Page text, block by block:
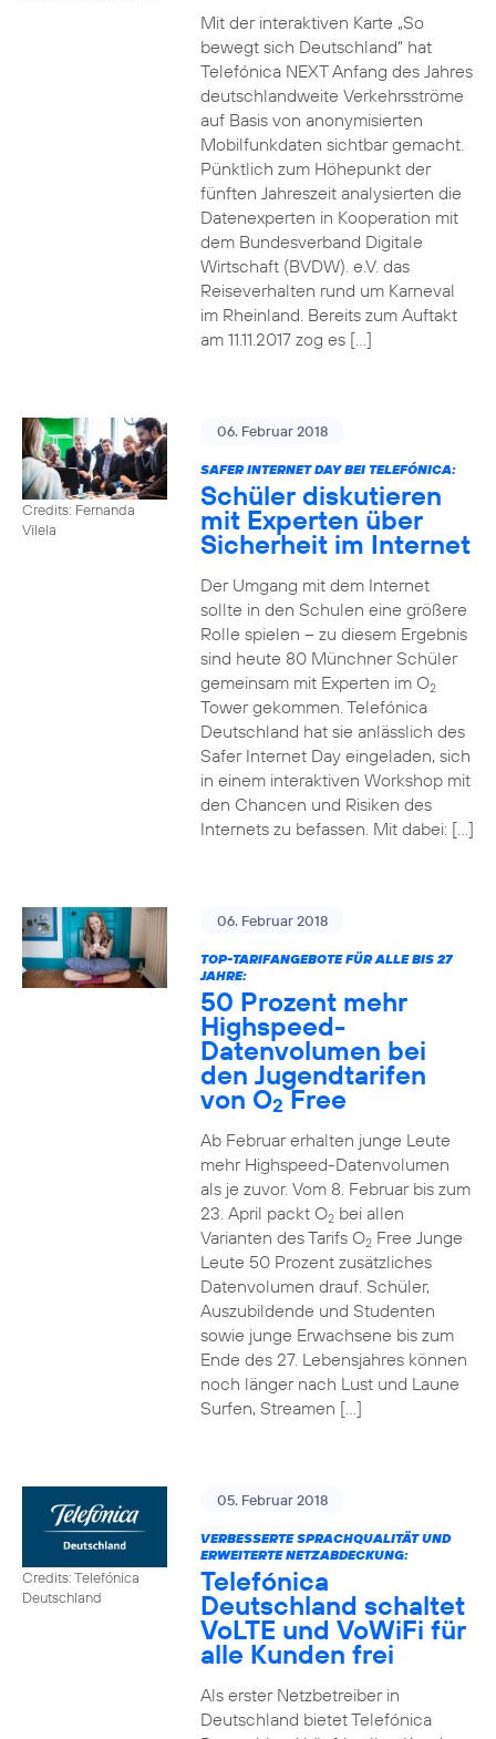
Mit der interaktiven Karte „So
bewegt sich Deutschland“ hat
Telefónica NEXT Anfang des Jahres
deutschlandweite Verkehrsströme
auf Basis von anonymisierten
Mobilfunkdaten sichtbar gemacht.
Pünktlich zum Höhepunkt der
fünften Jahreszeit analysierten die
Datenexperten in Kooperation mit
dem Bundesverband Digitale
Wirtschaft (BVDW). e.V. das
Reiseverhalten rund um Karneval
im Rheinland. Bereits zum Auftakt
am 11.11.2017 zog es […]
Credits: Fernanda
Vilela
06. Februar 2018
SAFER INTERNET DAY BEI TELEFÓNICA:
Schüler diskutieren
mit Experten über
Sicherheit im Internet
Der Umgang mit dem Internet
sollte in den Schulen eine größere
Rolle spielen – zu diesem Ergebnis
sind heute 80 Münchner Schüler
gemeinsam mit Experten im O2
Tower gekommen. Telefónica
Deutschland hat sie anlässlich des
Safer Internet Day eingeladen, sich
in einem interaktiven Workshop mit
den Chancen und Risiken des
Internets zu befassen. Mit dabei: […]
06. Februar 2018
TOP-TARIFANGEBOTE FÜR ALLE BIS 27
JAHRE:
50 Prozent mehr
Highspeed-
Datenvolumen bei
den Jugendtarifen
von O2Free
Ab Februar erhalten junge Leute
mehr Highspeed-Datenvolumen
als je zuvor. Vom 8. Februar bis zum
23. April packt O2bei allen
Varianten des Tarifs O2Free Junge
Leute 50 Prozent zusätzliches
Datenvolumen drauf. Schüler,
Auszubildende und Studenten
sowie junge Erwachsene bis zum
Ende des 27. Lebensjahres können
noch länger nach Lust und Laune
Surfen, Streamen […]
Credits: Telefónica
Deutschland
05. Februar 2018
VERBESSERTE SPRACHQUALITÄT UND
ERWEITERTE NETZABDECKUNG:
Telefónica
Deutschland schaltet
VoLTE und VoWiFi für
alle Kunden frei
Als erster Netzbetreiber in
Deutschland bietet Telefónica